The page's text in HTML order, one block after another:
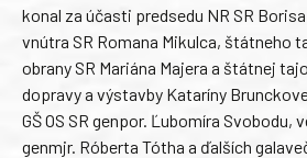
konal za účasti predsedu NR SR
vnútra SR Romana Mikulca, štátneho
obrany SR Mariána Majera a štátnej
dopravy a výstavby Kataríny
GŠ OS SR genpor. Ľubomíra Svobodu,
genmjr. Róberta Tótha a ďalších